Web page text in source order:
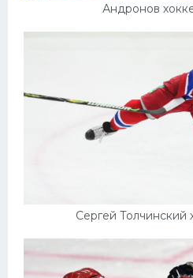
Андронов
Сергей